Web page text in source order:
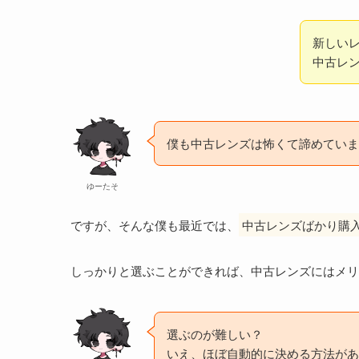
新しい
中古レ
ゆーたそ
僕も中古レンズは怖くて諦めてい
ですが、そんな僕も最近では、 中古レンズばかり購
しっかりと選ぶことができれば、中古レンズにはメ
選ぶのが難しい？
いえ、ほぼ自動的に決める方法が